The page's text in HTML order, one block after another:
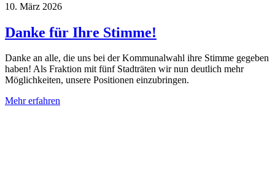
10. März 2026
Danke für Ihre Stimme!
Danke an alle, die uns bei der Kommunalwahl ihre Stimme gegeben
haben! Als Fraktion mit fünf Stadträten wir nun deutlich mehr
Möglichkeiten, unsere Positionen einzubringen.
Mehr erfahren